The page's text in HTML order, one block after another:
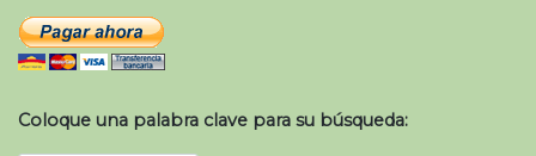
Coloque una palabra clave para su búsqueda: